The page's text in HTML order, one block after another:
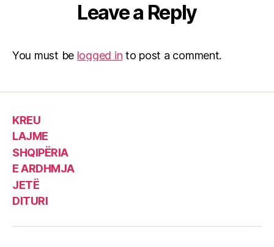
Leave a Reply
You must be logged in to post a comment.
KREU
LAJME
SHQIPËRIA
E ARDHMJA
JETË
DITURI